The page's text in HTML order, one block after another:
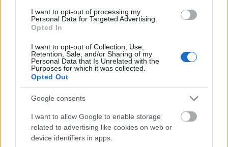
I want to opt-out of processing my
Personal Data for Targeted Advertising.
Opted In
I want to opt-out of Collection, Use,
Retention, Sale, and/or Sharing of my
Personal Data that Is Unrelated with the
Purposes for which it was collected.
Opted Out
Google consents
I want to allow Google to enable storage
related to advertising like cookies on web or
device identifiers in apps.
tehermentesíti a villamosenergia-rendszert a
STRABAG
Helyi hírek